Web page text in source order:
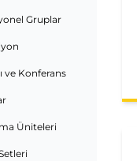
Gruplar
ve Konferans
Üniteleri